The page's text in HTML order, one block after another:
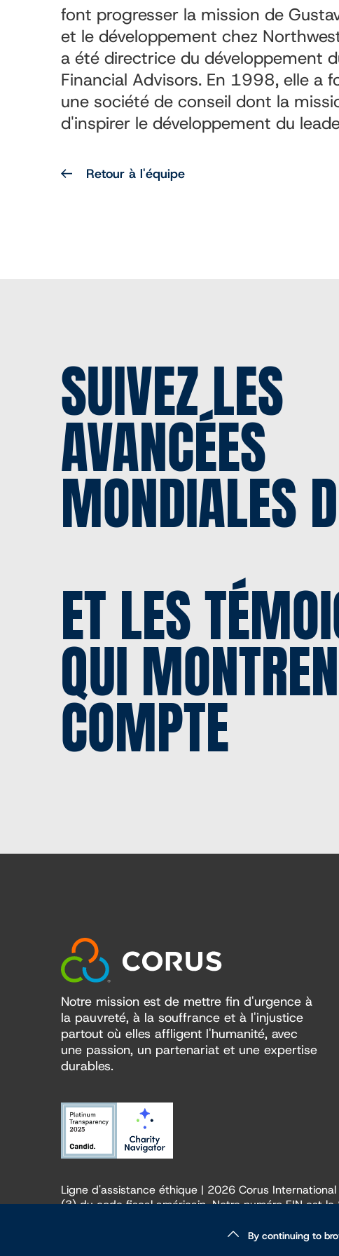
font progresser la mission de
et le développement chez
a été directrice du développement
Financial Advisors. En 1998, elle a
une société de conseil dont la
d'inspirer le développement du
Retour à l'équipe
SUIVEZ LES
AVANCÉES
MONDIALES
ET LES
QUI
COMPTE
Notre mission est de mettre fin d'urgence à
la pauvreté, à la souffrance et à l'injustice
partout où elles affligent l'humanité, avec
une passion, un partenariat et une expertise
durables.
Ligne d'assistance éthique | 2026 Corus
(3) du code fiscal américain. Notre numéro EIN est
By continuing to